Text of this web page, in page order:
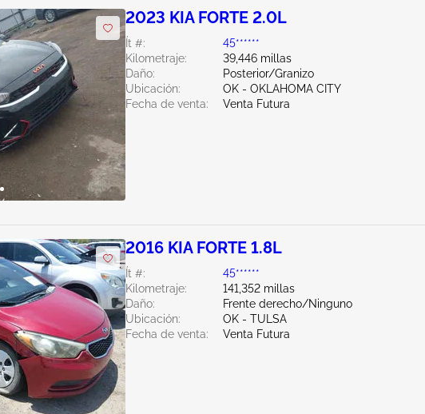
2023 KIA FORTE 2.0L
Ít #:
45******
Kilometraje:
39,446 millas
Daño:
Posterior/Granizo
Ubicación:
OK - OKLAHOMA CITY
Fecha de venta:
Venta Futura
2016 KIA FORTE 1.8L
Ít #:
45******
Kilometraje:
141,352 millas
Daño:
Frente derecho/Ninguno
Ubicación:
OK - TULSA
Fecha de venta:
Venta Futura